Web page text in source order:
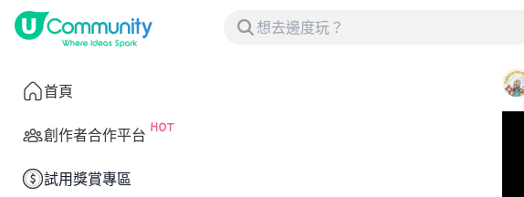
首頁
創作者合作平台
試用獎賞專區